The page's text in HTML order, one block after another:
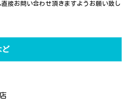
接お問い合わせ頂きますようお願い致し
ど